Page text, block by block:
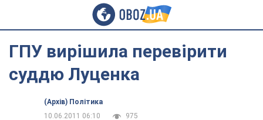
ГПУ вирішила перевірити
суддю Луценка
(Архів) Політика
10.06.2011 06:10
975